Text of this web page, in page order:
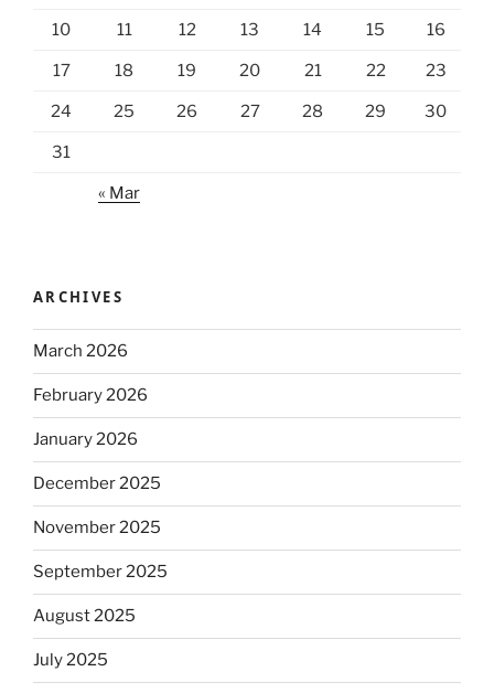
10 11 12 13 14 15 16
17 18 19 20 21 22 23
24 25 26 27 28 29 30
31
« Mar
ARCHIVES
March 2026
February 2026
January 2026
December 2025
November 2025
September 2025
August 2025
July 2025